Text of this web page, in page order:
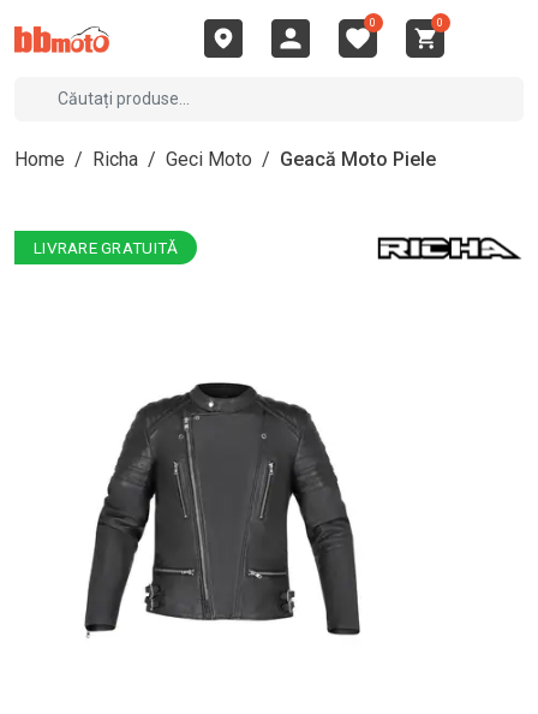
0 0
Home / Richa / Geci Moto / Geacă Moto Piele
LIVRARE GRATUITĂ